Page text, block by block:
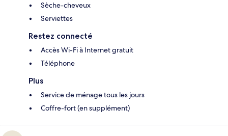
Sèche-cheveux
Serviettes
Restez connecté
Accès Wi-Fi à Internet gratuit
Téléphone
Plus
Service de ménage tous les jours
Coffre-fort (en supplément)